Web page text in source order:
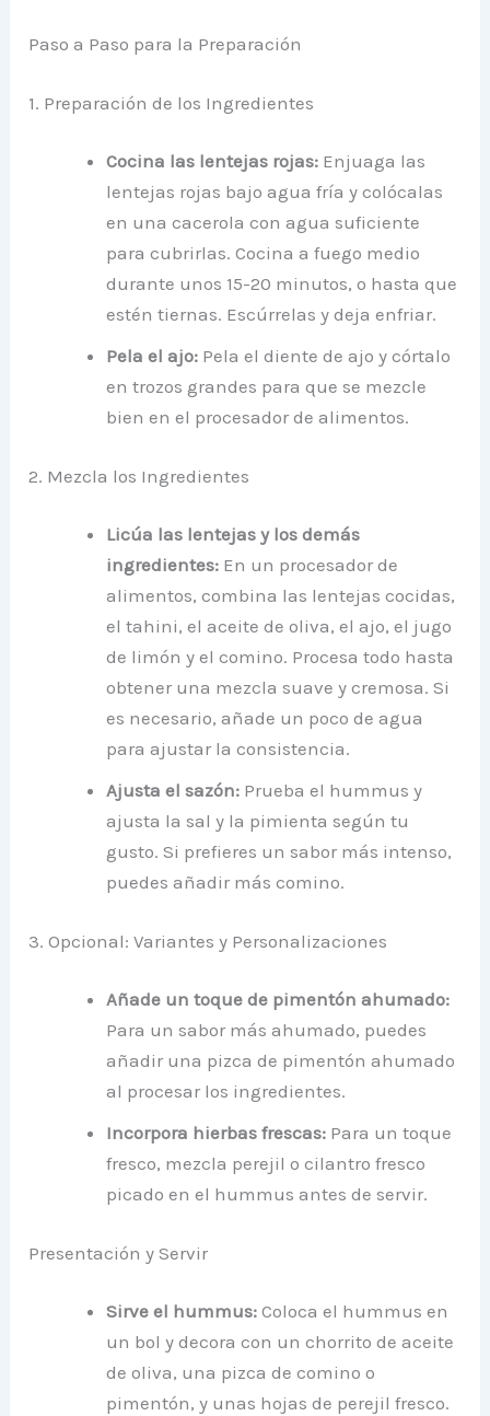
Paso a Paso para la Preparación
1. Preparación de los Ingredientes
Cocina las lentejas rojas: Enjuaga las
lentejas rojas bajo agua fría y colócalas
en una cacerola con agua suficiente
para cubrirlas. Cocina a fuego medio
durante unos 15-20 minutos, o hasta que
estén tiernas. Escúrrelas y deja enfriar.
Pela el ajo: Pela el diente de ajo y córtalo
en trozos grandes para que se mezcle
bien en el procesador de alimentos.
2. Mezcla los Ingredientes
Licúa las lentejas y los demás
ingredientes: En un procesador de
alimentos, combina las lentejas cocidas,
el tahini, el aceite de oliva, el ajo, el jugo
de limón y el comino. Procesa todo hasta
obtener una mezcla suave y cremosa. Si
es necesario, añade un poco de agua
para ajustar la consistencia.
Ajusta el sazón: Prueba el hummus y
ajusta la sal y la pimienta según tu
gusto. Si prefieres un sabor más intenso,
puedes añadir más comino.
3. Opcional: Variantes y Personalizaciones
Añade un toque de pimentón ahumado:
Para un sabor más ahumado, puedes
añadir una pizca de pimentón ahumado
al procesar los ingredientes.
Incorpora hierbas frescas: Para un toque
fresco, mezcla perejil o cilantro fresco
picado en el hummus antes de servir.
Presentación y Servir
Sirve el hummus: Coloca el hummus en
un bol y decora con un chorrito de aceite
de oliva, una pizca de comino o
pimentón, y unas hojas de perejil fresco.